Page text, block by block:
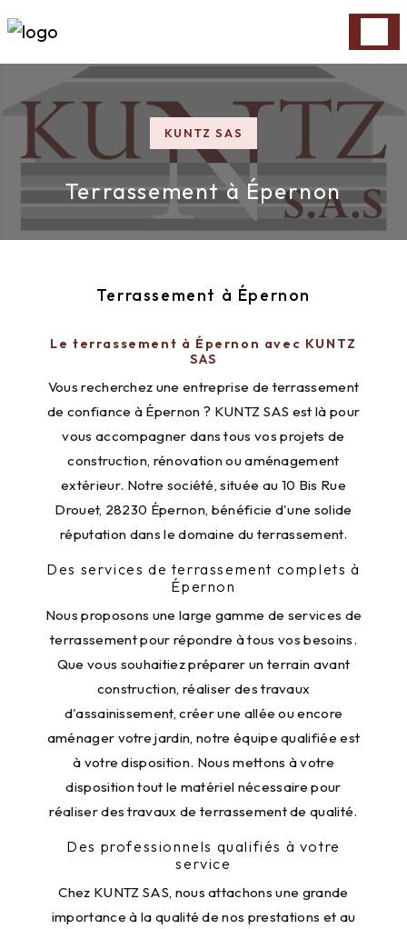
Terrassement à Épernon
KUNTZ SAS
Terrassement à Épernon
Le terrassement à Épernon avec KUNTZ
SAS
Vous recherchez une entreprise de terrassement
de confiance à Épernon ? KUNTZ SAS est là pour
vous accompagner dans tous vos projets de
construction, rénovation ou aménagement
extérieur. Notre société, située au 10 Bis Rue
Drouet, 28230 Épernon, bénéficie d'une solide
réputation dans le domaine du terrassement.
Des services de terrassement complets à
Épernon
Nous proposons une large gamme de services de
terrassement pour répondre à tous vos besoins.
Que vous souhaitiez préparer un terrain avant
construction, réaliser des travaux
d'assainissement, créer une allée ou encore
aménager votre jardin, notre équipe qualifiée est
à votre disposition. Nous mettons à votre
disposition tout le matériel nécessaire pour
réaliser des travaux de terrassement de qualité.
Des professionnels qualifiés à votre
service
Chez KUNTZ SAS, nous attachons une grande
importance à la qualité de nos prestations et au